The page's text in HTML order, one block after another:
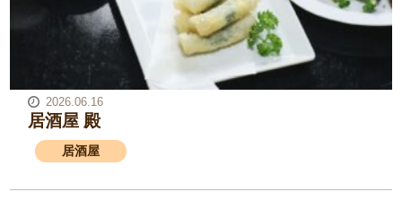
2026.06.16
居酒屋 殿
居酒屋